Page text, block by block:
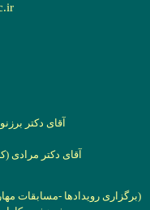
آقای دکتر برزنونی
آقای دکتر مرادی
(برگزاری رویدادها -مسابقات